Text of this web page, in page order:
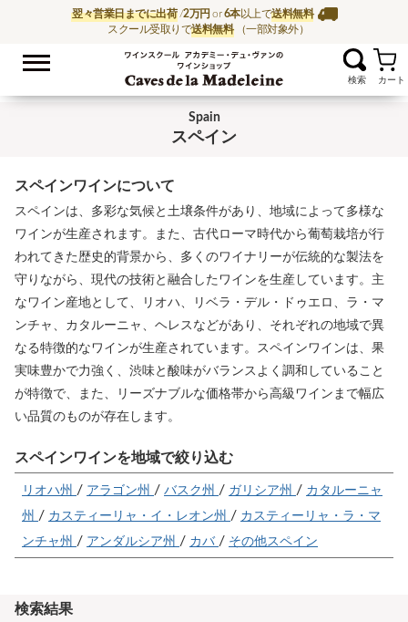
翌々営業日までに出荷/2万円 or6本以上で送料無料
スクール受取りで送料無料 （一部対象外）
ワイン通販ならワイ
お気に入
Spain
スペイン
スペインワインについて
スペインは、多彩な気候と土壌条件があり、地域によって多様な
ワインが生産されます。また、古代ローマ時代から葡萄栽培が行
われてきた歴史的背景から、多くのワイナリーが伝統的な製法を
守りながら、現代の技術と融合したワインを生産しています。主
なワイン産地として、リオハ、リベラ・デル・ドゥエロ、ラ・マ
ンチャ、カタルーニャ、ヘレスなどがあり、それぞれの地域で異
なる特徴的なワインが生産されています。スペインワインは、果
実味豊かで力強く、渋味と酸味がバランスよく調和していること
が特徴で、また、リーズナブルな価格帯から高級ワインまで幅広
い品質のものが存在します。
スペインワインを地域で絞り込む
リオハ州 / アラゴン州 / バスク州 / ガリシア州 / カタルーニャ
州 / カスティーリャ・イ・レオン州 / カスティーリャ・ラ・マ
ンチャ州 / アンダルシア州 / カバ / その他スペイン
検索結果